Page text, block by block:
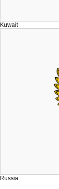
Kuwait
Russia